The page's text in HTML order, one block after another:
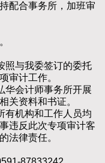
配合事务所，加班审
与我委签订的委托
审计工作。
会计师事务所开展
关资料和书证。
机构和工作人员均
违反此次专项审计客
法律责任。